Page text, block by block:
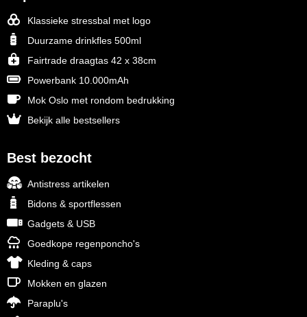
Klassieke stressbal met logo
Duurzame drinkfles 500ml
Fairtrade draagtas 42 x 38cm
Powerbank 10.000mAh
Mok Oslo met rondom bedrukking
Bekijk alle bestsellers
Best bezocht
Antistress artikelen
Bidons & sportflessen
Gadgets & USB
Goedkope regenponcho's
Kleding & caps
Mokken en glazen
Paraplu's